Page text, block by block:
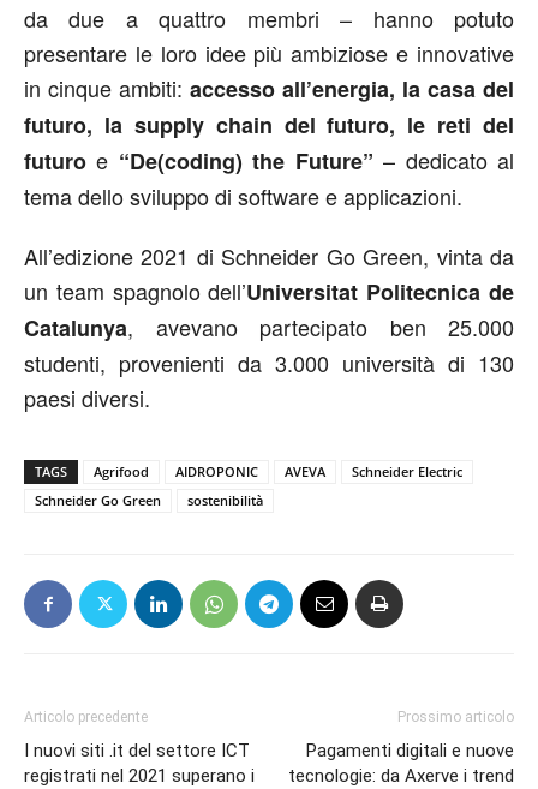
da due a quattro membri – hanno potuto
presentare le loro idee più ambiziose e innovative
in cinque ambiti: accesso all’energia, la casa del
futuro, la supply chain del futuro, le reti del
futuro e “De(coding) the Future” – dedicato al
tema dello sviluppo di software e applicazioni.
All’edizione 2021 di Schneider Go Green, vinta da
un team spagnolo dell’Universitat Politecnica de
Catalunya, avevano partecipato ben 25.000
studenti, provenienti da 3.000 università di 130
paesi diversi.
TAGS Agrifood AIDROPONIC AVEVA
Schneider Electric
Schneider Go Green
sostenibilità
Articolo precedente
I nuovi siti .it del settore ICT
registrati nel 2021 superano i
Prossimo articolo
Pagamenti digitali e nuove
tecnologie: da Axerve i trend